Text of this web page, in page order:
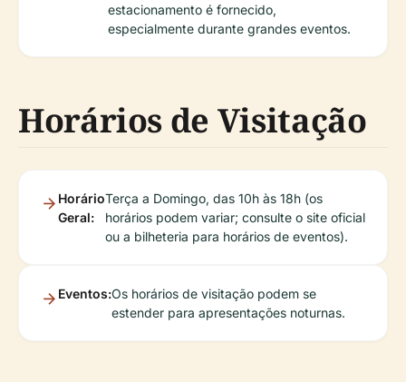
estacionamento é fornecido,
especialmente durante grandes eventos.
Horários de Visitação
Horário
Geral:
Terça a Domingo, das 10h às 18h (os
horários podem variar; consulte o site oficial
ou a bilheteria para horários de eventos).
Eventos:Os horários de visitação podem se
estender para apresentações noturnas.